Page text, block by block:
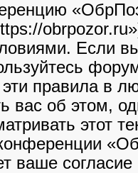
Если
правила в
вас об этом,
этот
ваше